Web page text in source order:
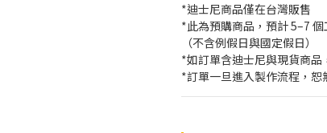
*迪士尼商品僅在台灣販售
*此為預購商品，預計 5–7
（不含例假日與國定假日）
*如訂單含迪士尼與現貨商
*訂單一旦進入製作流程，恕